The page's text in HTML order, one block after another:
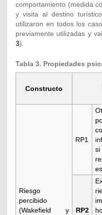
comportamiento (medida
y visita al destino
utilizaron en todos los
previamente utilizadas y
3).
Tabla 3. Propiedades
Constructo
Riesgo
percibido
(Wakefield y
RP1
RP2